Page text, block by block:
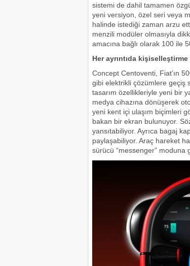
sistemi de dahil tamamen
yeni versiyon, özel seri veya
halinde istediği zaman arzu
menzili modüler olmasıyla
amacına bağlı olarak 100 ile
Her ayrıntıda kişiselleştirme
Concept Centoventi, Fiat’ın
gibi elektrikli çözümlere geçiş
tasarım özellikleriyle yeni bir
medya cihazına dönüşerek
yeni kent içi ulaşım biçimleri
bakan bir ekran bulunuyor.
yansıtabiliyor. Ayrıca bagaj
paylaşabiliyor. Araç hareket
sürücü “messenger” moduna